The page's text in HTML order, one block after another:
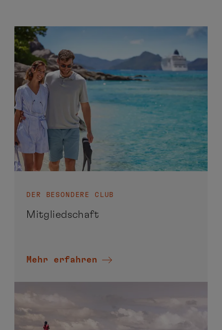
DER BESONDERE CLUB
Mitgliedschaft
Mehr erfahren